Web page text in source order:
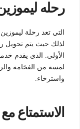
رحله
التي تعد رحلة
لذلك حيث يتم تحويل
الأولى. الذي يقدم
لمسة من الفخامة
واسترخاء.
الاستمتاع